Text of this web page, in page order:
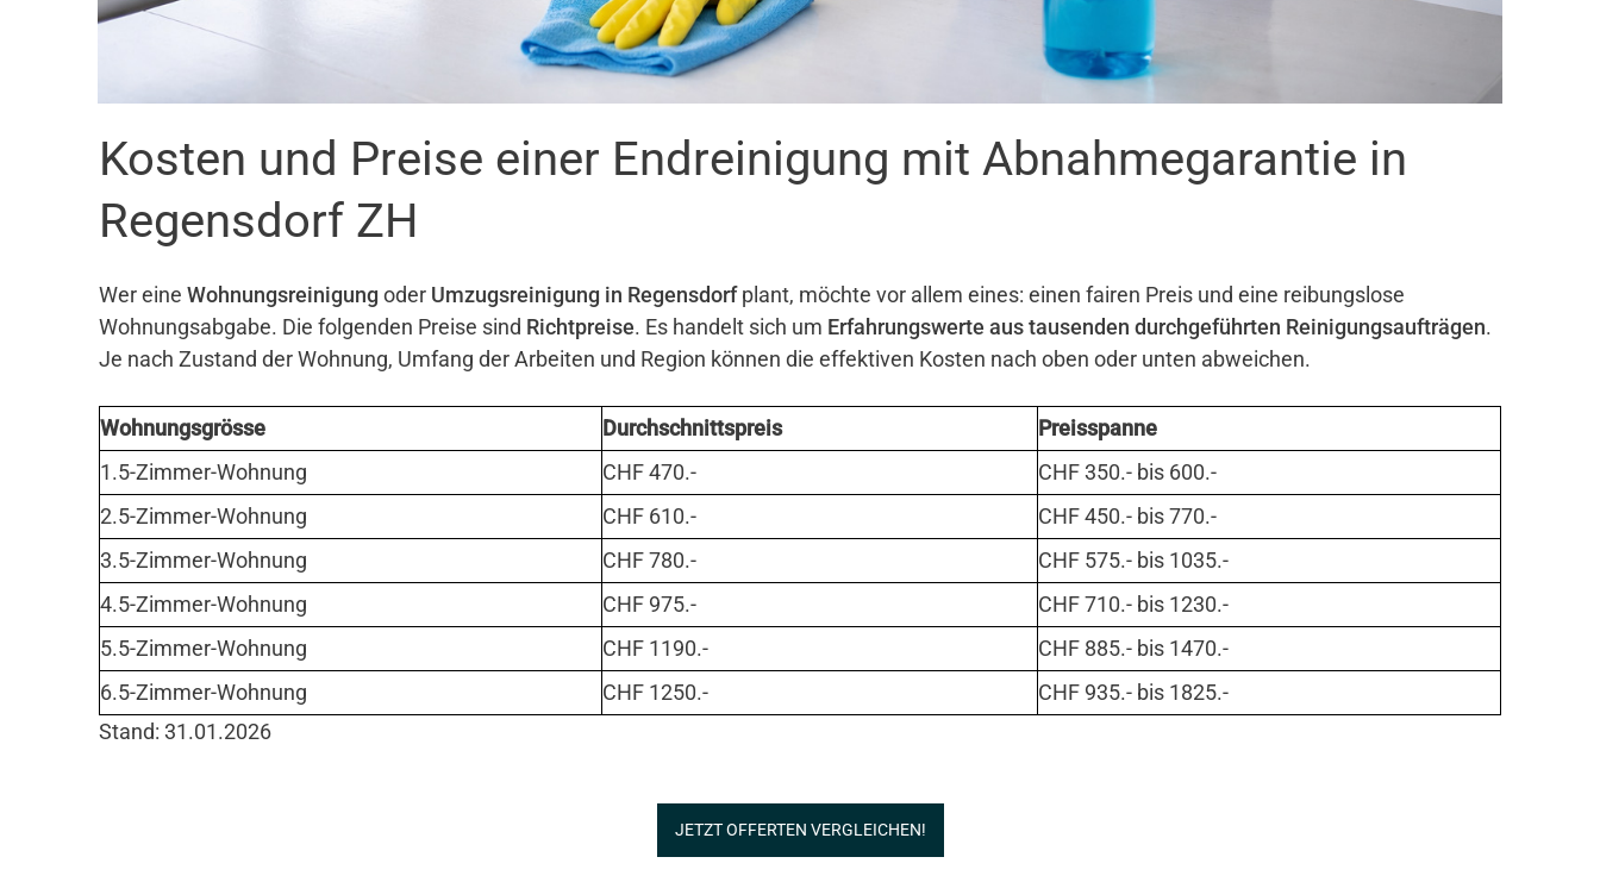
Kosten und Preise einer Endreinigung mit Abnahmegarantie in
Regensdorf ZH
Wer eine Wohnungsreinigung oder Umzugsreinigung in Regensdorfplant, möchte vor allem eines: einen fairen Preis und eine reibungslose
Wohnungsabgabe. Die folgenden Preise sind Richtpreise. Es handelt sich um Erfahrungswerte aus tausenden durchgeführten Reinigungsaufträgen.
Je nach Zustand der Wohnung, Umfang der Arbeiten und Region können die effektiven Kosten nach oben oder unten abweichen.
Wohnungsgrösse Durchschnittspreis
Preisspanne
1.5-Zimmer-Wohnung
CHF 470.-
CHF 350.- bis 600.-
2.5-Zimmer-Wohnung
CHF 610.-
CHF 450.- bis 770.-
3.5-Zimmer-Wohnung
CHF 780.-
CHF 575.- bis 1035.-
4.5-Zimmer-Wohnung
CHF 975.-
CHF 710.- bis 1230.-
5.5-Zimmer-Wohnung
CHF 1190.-
CHF 885.- bis 1470.-
6.5-Zimmer-Wohnung
CHF 1250.-
CHF 935.- bis 1825.-
Stand: 31.01.2026
JETZT OFFERTEN VERGLEICHEN!